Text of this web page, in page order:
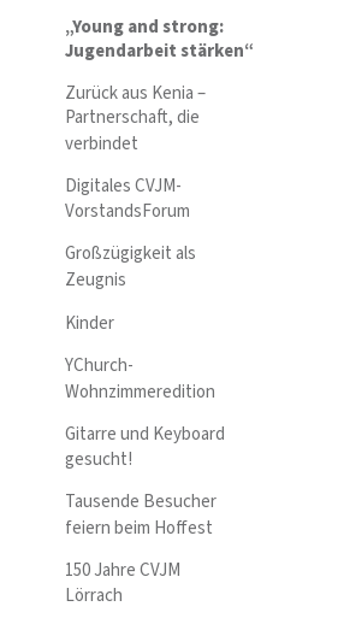
„Young and strong:
Jugendarbeit stärken“
Zurück aus Kenia –
Partnerschaft, die
verbindet
Digitales CVJM-
VorstandsForum
Großzügigkeit als
Zeugnis
Kinder
YChurch-
Wohnzimmeredition
Gitarre und Keyboard
gesucht!
Tausende Besucher
feiern beim Hoffest
150 Jahre CVJM
Lörrach